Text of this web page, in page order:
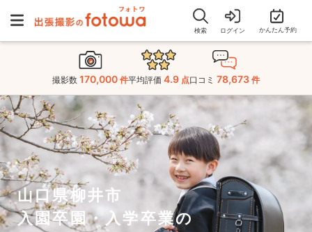
検索 ログイン かんたん予約
撮影数 170,000 件平均評価 4.9 点口コミ 78,673 件
山口県柳井市
入園卒園・入学卒業の